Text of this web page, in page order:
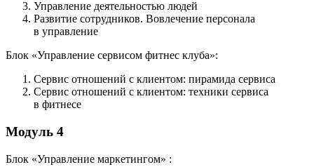
Управление деятельностью людей
Развитие сотрудников. Вовлечение персонала
в управление
Блок «Управление сервисом фитнес клуба»:
Сервис отношений с клиентом: пирамида сервиса
Сервис отношений с клиентом: техники сервиса
в фитнесе
Модуль 4
Блок «Управление маркетингом» :